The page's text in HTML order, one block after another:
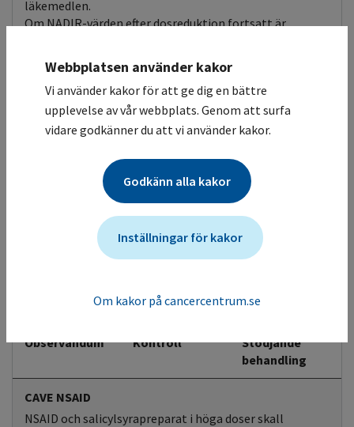
läkemedlen.
Om NADIR-värden efter dosreduktion fortsatt är
Andra biverkningar
Om grad 3-4 toxicitet exempelvis mukosit, vårdkrävande
diarré mm dosreduceras fortsättningsvis till 75%.
Ingen rutinmässig behandling
Biverkningar
Pemetrexed Intravenös infusion
Observandum Kontroll
Stödjande
behandling
CAVE NSAID
NSAID och salicylsyrapreparat i höga doser skall
Webbplatsen använder kakor
Vi använder kakor för att ge dig en bättre
upplevelse av vår webbplats. Genom att surfa
vidare godkänner du att vi använder kakor.
Godkänn alla kakor
Inställningar för kakor
Om kakor på cancercentrum.se